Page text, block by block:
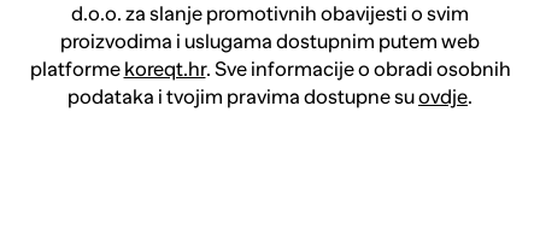
d.o.o. za slanje promotivnih obavijesti o svim
proizvodima i uslugama dostupnim putem web
platforme koreqt.hr. Sve informacije o obradi osobnih
podataka i tvojim pravima dostupne suovdje.